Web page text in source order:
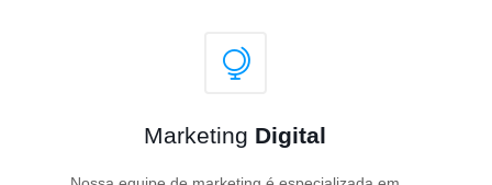
Marketing Digital